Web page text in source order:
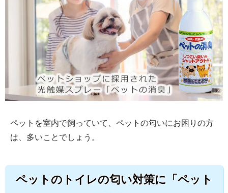
ペットを室内で飼っていて、ペットの匂いにお困りの方
は、多いことでしょう。
ペットのトイレの匂い対策に「ペット